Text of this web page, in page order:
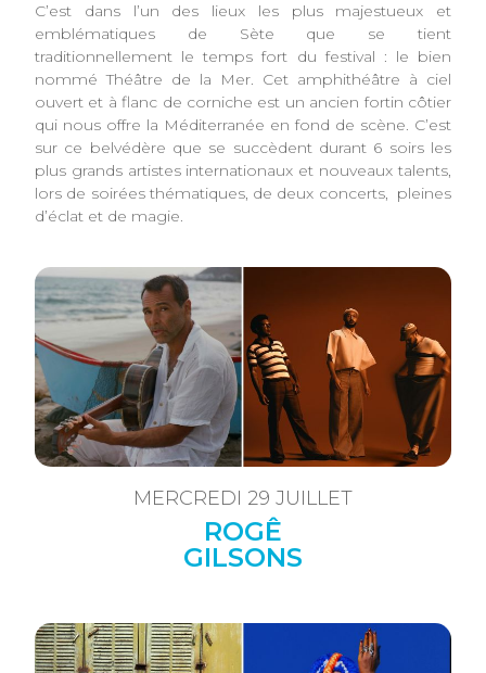
C’est dans l’un des lieux les plus majestueux et
emblématiques de Sète que se tient
traditionnellement le temps fort du festival : le bien
nommé Théâtre de la Mer. Cet amphithéâtre à ciel
ouvert et à flanc de corniche est un ancien fortin côtier
qui nous offre la Méditerranée en fond de scène. C’est
sur ce belvédère que se succèdent durant 6 soirs les
plus grands artistes internationaux et nouveaux talents,
lors de soirées thématiques, de deux concerts, pleines
d’éclat et de magie.
MERCREDI 29 JUILLET
ROGÊ
GILSONS